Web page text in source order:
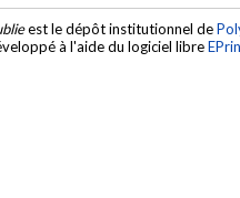
est le dépôt institutionnel de
à l'aide du logiciel libre